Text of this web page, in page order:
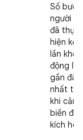
Số
người
đã thực
hiện kể
lần khởi
động lại
gần đây
nhất
khi cảm
biến
kích